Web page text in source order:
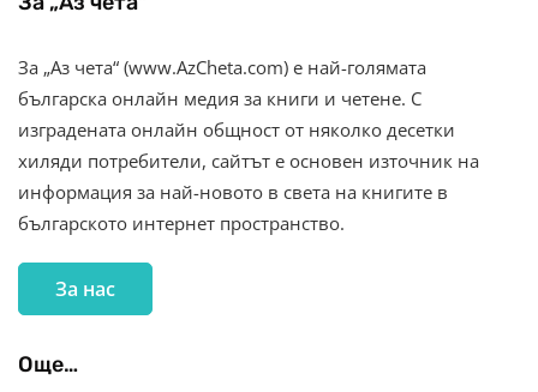
За „Аз чета“ (www.AzCheta.com) е най-голямата
българска онлайн медия за книги и четене. С
изградената онлайн общност от няколко десетки
хиляди потребители, сайтът е основен източник на
информация за най-новото в света на книгите в
българското интернет пространство.
За нас
Още…